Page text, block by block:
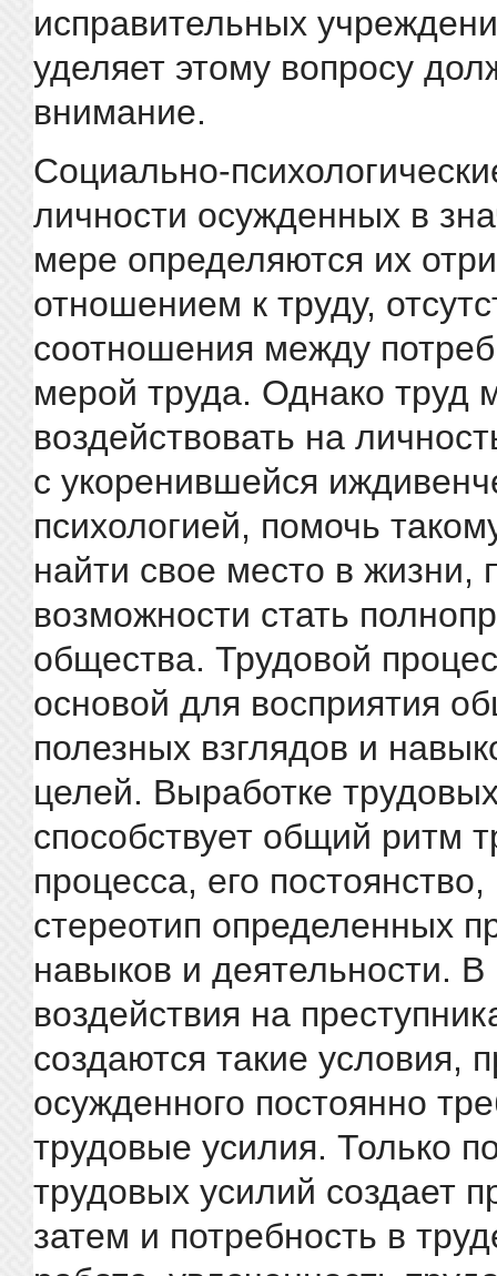
исправительных
уделяет этому вопросу
внимание.
Социально-
личности осужденных в
мере определяются их
отношением к труду,
соотношения между
мерой труда. Однако труд
воздействовать на
с укоренившейся
психологией, помочь
найти свое место в жизни,
возможности стать
общества. Трудовой
основой для восприятия
полезных взглядов и
целей. Выработке
способствует общий ритм
процесса, его
стереотип определенных
навыков и деятельности. В
воздействия на
создаются такие условия,
осужденного постоянно
трудовые усилия. Только
трудовых усилий создает
затем и потребность в